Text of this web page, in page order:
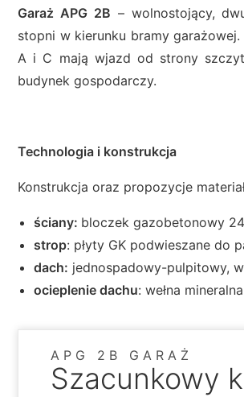
Garaż APG 2B – wolnostojący,
stopni w kierunku bramy
A i C mają wjazd od strony
budynek gospodarczy.
Technologia i konstrukcja
Konstrukcja oraz propozycje
ściany: bloczek gazobetonowy
strop: płyty GK podwieszane do
dach: jednospadowy-pulpitowy,
ocieplenie dachu: wełna
APG 2B GARAŻ
Szacunkowy